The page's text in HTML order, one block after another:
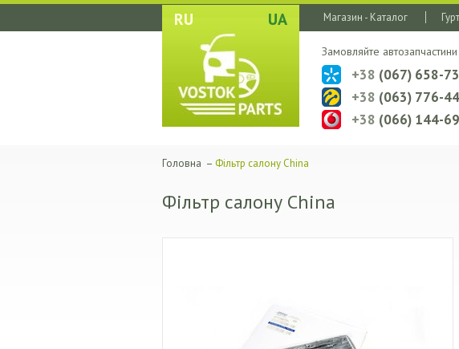
RU UA Магазин - Каталог
Замовляйте
+38 (067) 658-
+38 (063) 776-
+38 (066) 144-
Головна – Фільтр салону China
Фільтр салону China